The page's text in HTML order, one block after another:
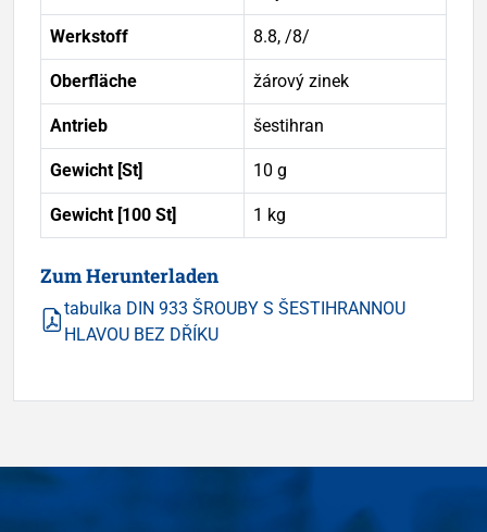
Werkstoff 8.8, /8/
Oberfläche žárový zinek
Antrieb šestihran
Gewicht [St] 10 g
Gewicht [100 St] 1 kg
Zum Herunterladen
tabulka DIN 933 ŠROUBY S ŠESTIHRANNOU
HLAVOU BEZ DŘÍKU